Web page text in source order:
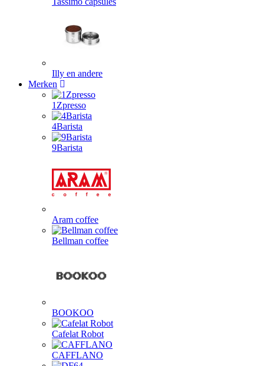
Illy en andere
Merken
1Zpresso
4Barista
9Barista
Aram coffee
Bellman coffee
BOOKOO
Cafelat Robot
CAFFLANO